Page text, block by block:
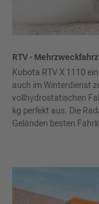
RTV -
Kubota RTV X 1110
auch im Winterdienst
vollhydrostatischen
kg perfekt aus. Die
Geländen besten